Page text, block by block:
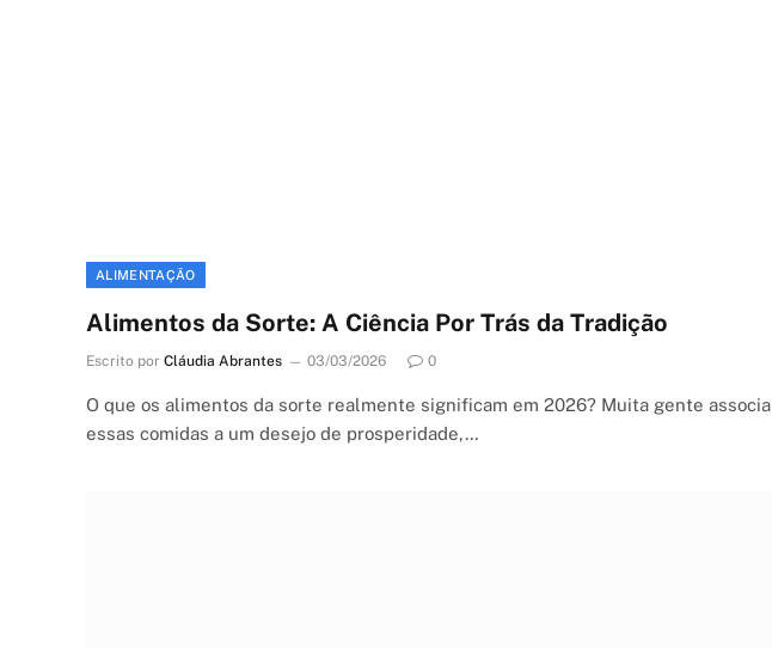
ALIMENTAÇÃO
Alimentos da Sorte: A Ciência Por Trás da Tradição
Escrito por Cláudia Abrantes 03/03/2026 0
O que os alimentos da sorte realmente significam em 2026? Muita gente associa
essas comidas a um desejo de prosperidade,…